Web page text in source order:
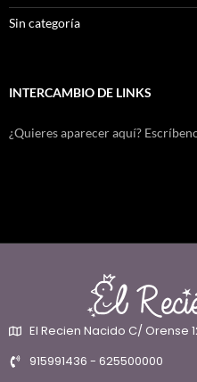
Sin categoría
INTERCAMBIO DE LINKS
¿Quieres aparecer aquí?
El Recien Nacido C/ Orense
915991436 - 625500000